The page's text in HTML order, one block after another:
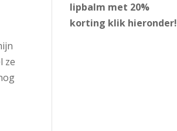
ze
lipbalm met 20%
korting klik hieronder!